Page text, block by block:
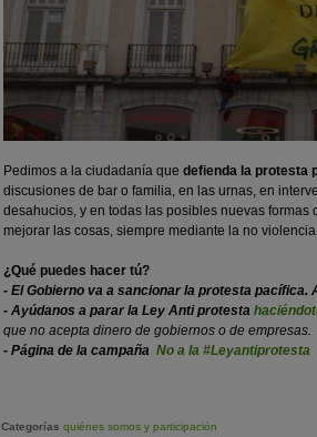
Pedimos a la ciudadanía que defienda la protesta
discusiones de bar o familia, en las urnas, en
desahucios, y en todas las posibles nuevas
mejorar las cosas, siempre mediante la no
¿Qué puedes hacer tú?
- El Gobierno va a sancionar la protesta pacífica.
- Ayúdanos a parar la Ley Anti protesta
que no acepta dinero de gobiernos o de empresas.
- Página de la campaña No a la #Leyantiprotesta
Categorías quiénes somos y participación